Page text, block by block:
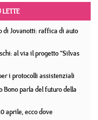
LETTE
di Jovanotti: raffica di auto
al via il progetto “Silvas
i protocolli assistenziali
Bono parla del futuro della
aprile, ecco dove